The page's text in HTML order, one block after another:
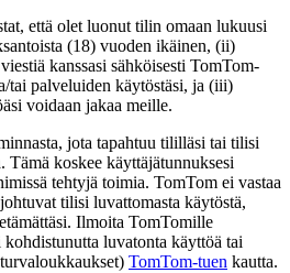
että olet luonut tilin omaan lukuusi
(18) vuoden ikäinen, (ii)
kanssasi sähköisesti TomTom-
tai palveluiden käytöstäsi, ja (iii)
voidaan jakaa meille.
jota tapahtuu tililläsi tai tilisi
Tämä koskee käyttäjätunnuksesi
tehtyjä toimia. TomTom ei vastaa
tilisi luvattomasta käytöstä,
Ilmoita TomTomille
luvatonta käyttöä tai
TomTom-tuen kautta.